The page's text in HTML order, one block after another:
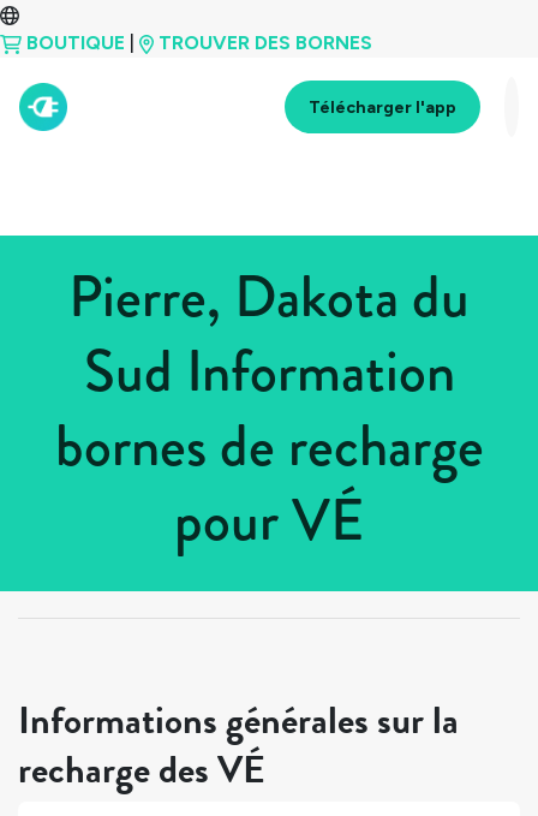
BOUTIQUE TROUVER DES BORNES
Télécharger l'app
Pierre, Dakota du
Sud Information
bornes de recharge
pour VÉ
États-Unis
Informations générales sur la
recharge des VÉ